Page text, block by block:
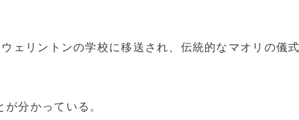
ェリントンの学校に移送され、伝統的なマオリの儀
分かっている。